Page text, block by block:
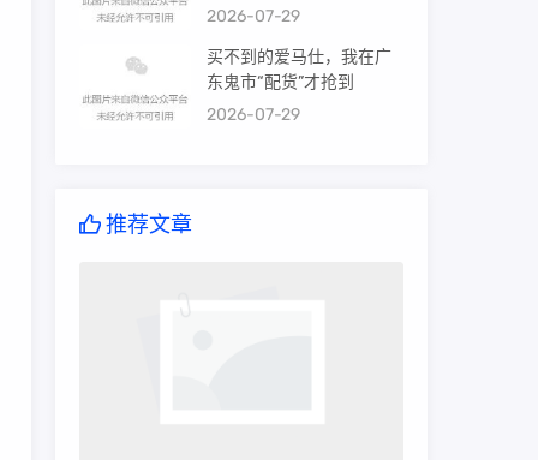
2026-07-29
买不到的爱马仕，我在广
东鬼市“配货”才抢到
2026-07-29
推荐文章